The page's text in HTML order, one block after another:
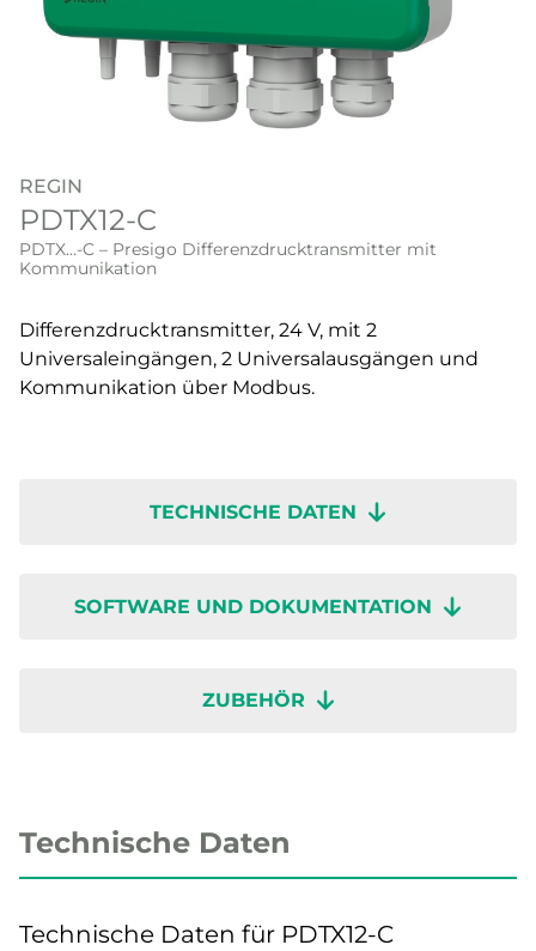
REGIN
PDTX12-C
PDTX…-C – Presigo Differenzdrucktransmitter mit
Kommunikation
Differenzdrucktransmitter, 24 V, mit 2
Universaleingängen, 2 Universalausgängen und
Kommunikation über Modbus.
TECHNISCHE DATEN
SOFTWARE UND DOKUMENTATION
ZUBEHÖR
Technische Daten
Technische Daten für PDTX12-C